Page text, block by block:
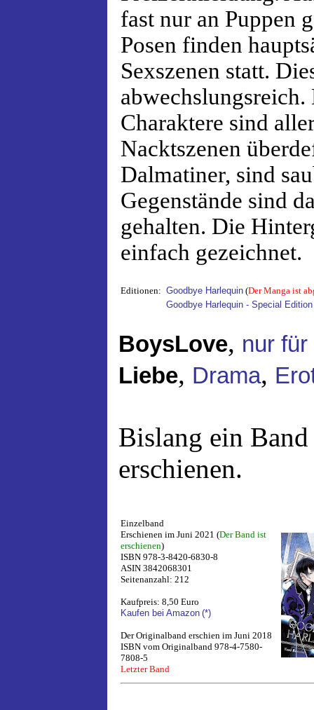
fast nur an Puppen
Posen finden
Sexszenen statt.
Charaktere sind
Nacktszenen
Dalmatiner, sind
Gegenstände sind
gehalten. Die
einfach gezeichnet.
Editionen: Goodbye Harlequin (Der Manga ist
Goodbye Harlequin - Special Edition
BoysLove, nur
Liebe, Drama,
Bislang ein
erschienen.
Einzelband
Erschienen im Juni 2021 (Der Band ist
erschienen)
ISBN 978-3-8420-6830-8
ASIN 3842068301
Seitenanzahl: 212
Kaufpreis: 8,50 Euro
Kaufen bei Amazon (*)
Der Originalband erschien im Juni 2018
ISBN vom Originalband 978-4-7580-
7808-5
Letzter Band